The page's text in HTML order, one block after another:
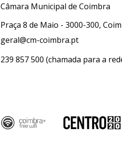
Câmara Municipal de Coimbra
Praça 8 de Maio - 3000-300,
geral@cm-coimbra.pt
239 857 500 (chamada para a